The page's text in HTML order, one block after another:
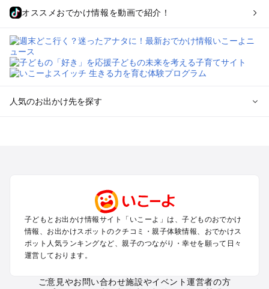
オススメおでかけ情報を動画で紹介！
人気のお出かけ先を探す
関西のプールおでかけ
中国･四国のプールおでかけ
九州･沖縄のプールおでかけ
定番お出かけスポット
子どもとお出かけ情報サイト「いこーよ」は、子どものおでかけ
情報、お出かけスポットのクチコミ・親子体験情報、おでかけス
ポット人気ランキングなど、親子のつながり・幸せを願って日々
運営しております。
ご意見やお問い合わせ施設やイベント運営者の方